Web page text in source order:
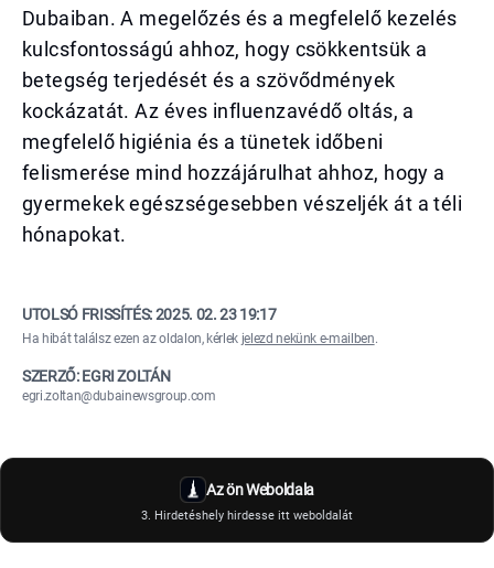
Dubaiban. A megelőzés és a megfelelő kezelés
kulcsfontosságú ahhoz, hogy csökkentsük a
betegség terjedését és a szövődmények
kockázatát. Az éves influenzavédő oltás, a
megfelelő higiénia és a tünetek időbeni
felismerése mind hozzájárulhat ahhoz, hogy a
gyermekek egészségesebben vészeljék át a téli
hónapokat.
UTOLSÓ FRISSÍTÉS:2025. 02. 23 19:17
Ha hibát találsz ezen az oldalon, kérlek jelezd nekünk e-mailben.
SZERZŐ: EGRI ZOLTÁN
egri.zoltan@dubainewsgroup.com
Az ön Weboldala
3. Hirdetéshely hirdesse itt weboldalát